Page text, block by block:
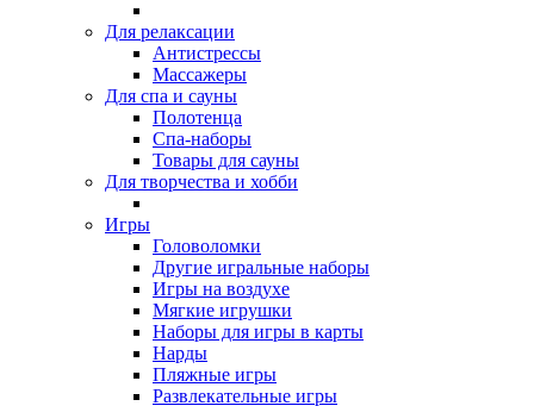
Для релаксации
Антистрессы
Массажеры
Для спа и сауны
Полотенца
Спа-наборы
Товары для сауны
Для творчества и хобби
Игры
Головоломки
Другие игральные наборы
Игры на воздухе
Мягкие игрушки
Наборы для игры в карты
Нарды
Пляжные игры
Развлекательные игры